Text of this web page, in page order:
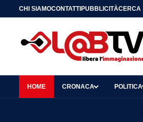
CHI SIAMOCONTATTIPUBBLICITÀCERCA
HOME CRONACA POLITICA